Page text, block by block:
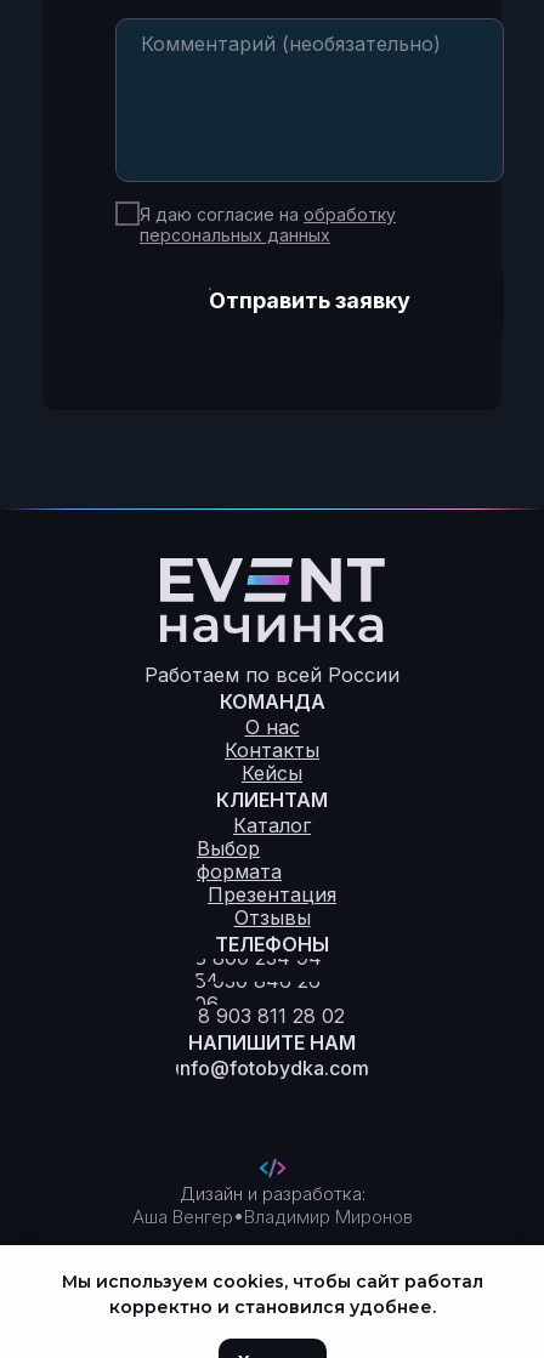
Я даю согласие на обработку
персональных данных
Отправить заявку
Мы используем cookies, чтобы сайт работал
корректно и становился удобнее.
Работаем по всей России
КОМАНДА
О нас
Контакты
Кейсы
КЛИЕНТАМ
Каталог
Выбор
формата
Презентация
Отзывы
ТЕЛЕФОНЫ
8 800 234 94
54
8 930 846 26
06
8 903 811 28 02
НАПИШИТЕ НАМ
info@fotobydka.com
Дизайн и разработка:
Аша Венгер•Владимир Миронов
Политика конфиденциальности